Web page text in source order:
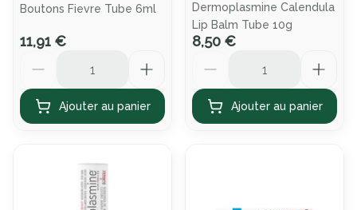
Boutons Fievre Tube 6ml
11,91 €
Ajouter au panier
Dermoplasmine Calendula
Lip Balm Tube 10g
8,50 €
Ajouter au panier